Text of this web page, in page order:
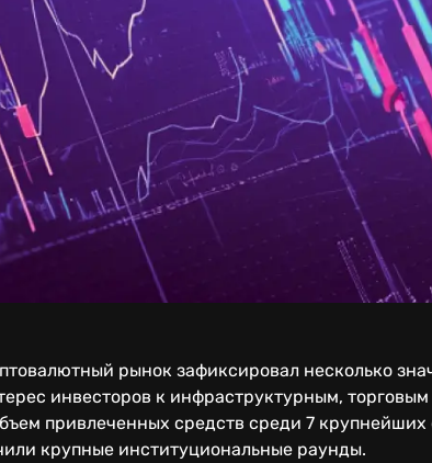
рынок зафиксировал несколько
инвесторов к инфраструктурным,
привлеченных средств среди 7 крупнейших
крупные институциональные раунды.